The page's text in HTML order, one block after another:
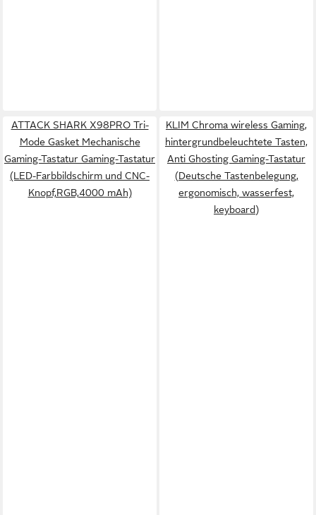
ATTACK SHARK X98PRO Tri-
Mode Gasket Mechanische
Gaming-Tastatur Gaming-Tastatur
(LED-Farbbildschirm und CNC-
Knopf,RGB,4000 mAh)
KLIM Chroma wireless Gaming,
hintergrundbeleuchtete Tasten,
Anti Ghosting Gaming-Tastatur
(Deutsche Tastenbelegung,
ergonomisch, wasserfest,
keyboard)